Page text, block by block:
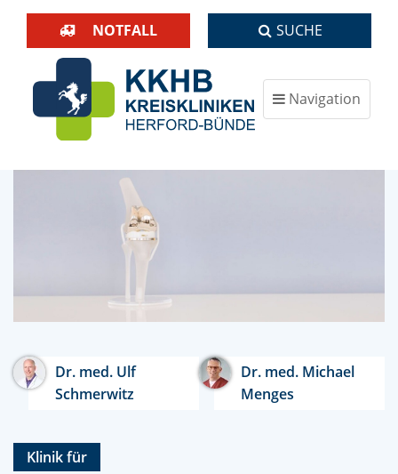
NOTFALL SUCHE
Navigation
ein-/ausblenden
Dr. med. Ulf
Schmerwitz
Dr. med. Michael
Menges
Klinik für